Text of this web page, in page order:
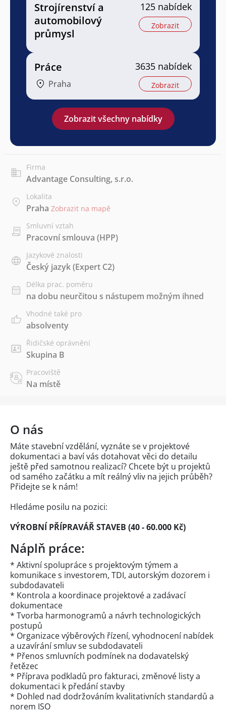
Strojírenství a
automobilový
průmysl
125 nabídek
Zobrazit
Práce
Praha
3635 nabídek
Zobrazit
Zobrazit všechny nabídky
Firma
Advantage Consulting, s.r.o.
Lokalita
Praha Zobrazit na mapě
Smluvní vztah
Pracovní smlouva (HPP)
Jazykové znalosti
Český jazyk(Expert C2)
Délka prac. poměru
na dobu neurčitou s nástupem možným ihned
Vhodné také pro
absolventy
Řidičské oprávnění
Skupina B
Pracoviště
Na místě
O nás
Máte stavební vzdělání, vyznáte se v projektové
dokumentaci a baví vás dotahovat věci do detailu
ještě před samotnou realizací? Chcete být u projektů
od samého začátku a mít reálný vliv na jejich průběh?
Přidejte se k nám!
Hledáme posilu na pozici:
VÝROBNÍ PŘÍPRAVÁŘ STAVEB (40 - 60.000 Kč)
Náplň práce:
* Aktivní spolupráce s projektovým týmem a
komunikace s investorem, TDI, autorským dozorem i
subdodavateli
* Kontrola a koordinace projektové a zadávací
dokumentace
* Tvorba harmonogramů a návrh technologických
postupů
* Organizace výběrových řízení, vyhodnocení nabídek
a uzavírání smluv se subdodavateli
* Přenos smluvních podmínek na dodavatelský
řetězec
* Příprava podkladů pro fakturaci, změnové listy a
dokumentaci k předání stavby
* Dohled nad dodržováním kvalitativních standardů a
norem ISO